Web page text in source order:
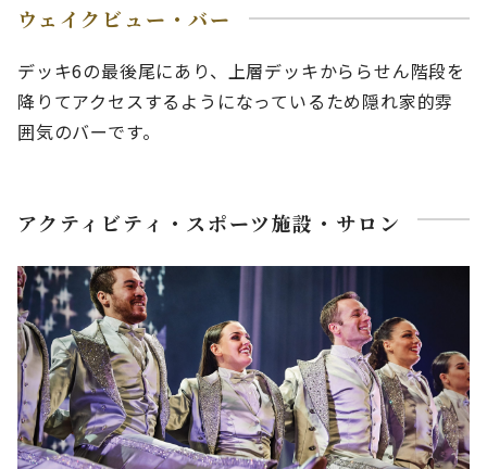
ウェイクビュー・バー
デッキ6の最後尾にあり、上層デッキかららせん階段を
降りてアクセスするようになっているため隠れ家的雰
囲気のバーです。
アクティビティ・スポーツ施設・サロン